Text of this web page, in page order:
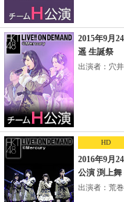
2015年9月
遥 生誕祭
出演者：穴
HD
2016年9月
公演 渕上舞
出演者：荒